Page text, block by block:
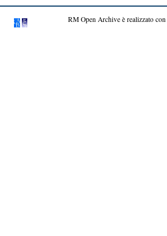
RM Open Archive è realizzato con